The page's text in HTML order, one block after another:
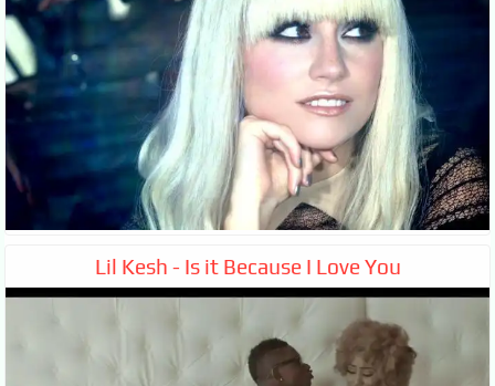
Lil Kesh - Is it Because I Love You